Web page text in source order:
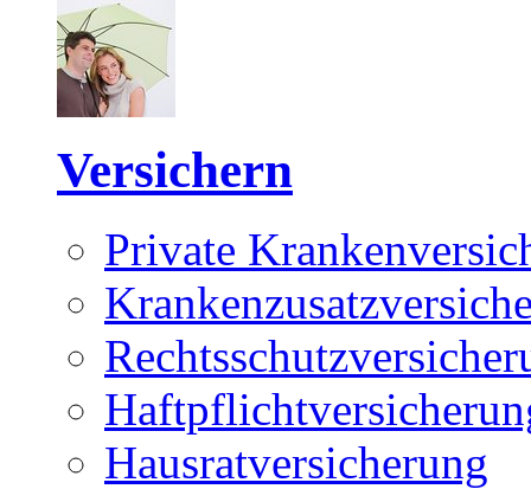
Versichern
Private
Hausratversicherung